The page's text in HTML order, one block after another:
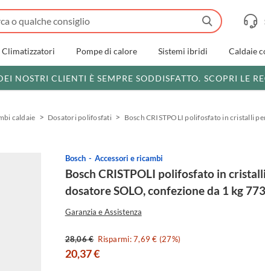
Climatizzatori Pompe di calore Sistemi ibridi Caldaie
NOSTRI CLIENTI È SEMPRE SODDISFATTO. SCOPRI LE
caldaie Dosatori polifosfati Bosch CRISTPOLI polifosfato in cristalli
Bosch Accessori e ricambi
Bosch CRISTPOLI polifosfato in
dosatore SOLO, confezione da 1 kg
Garanzia e Assistenza
20,37 €
28,06 € Risparmi: 7,69 € (27%)